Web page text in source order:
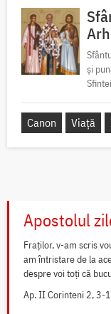
și
Canon Viață
Apostolul
Fraților, v-am scris
am întristare de la
despre voi toți că
Ap. II Corinteni 2, 3-